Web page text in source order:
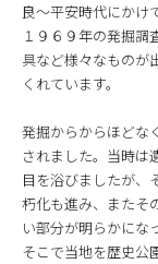
良～平安時代にかけ
１９６９年の発掘調
具など様々なものが
くれています。
発掘からからほどな
されました。当時は
目を浴びましたが、
朽化も進み、またそ
い部分が明らかにな
そこで当地を歴史公